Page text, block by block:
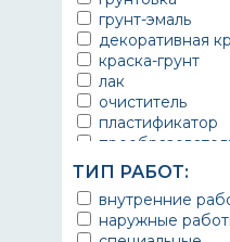
грунт-эмаль
декоративная
краска-грунт
лак
очиститель
пластификатор
эмаль
Краска
Покрытие
грунт эмаль
ТИП РАБОТ:
внутренние
наружные